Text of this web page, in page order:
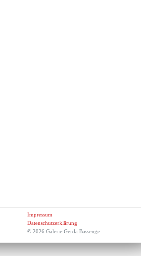
Impressum
Datenschutzerklärung
© 2026 Galerie Gerda Bassenge